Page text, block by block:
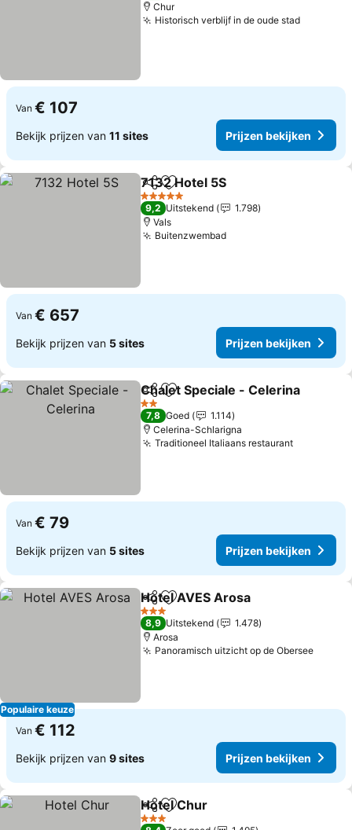
Chur
Historisch verblijf in de oude stadPrijzen
Van € 107
Bekijk prijzen van 11 sites Prijzen bekijken
DelenToevoegen aan favorieten
7132 Hotel 5S
5 Sterren
9,2 Uitstekend
1.798
Vals
BuitenzwembadPrijzen bekijken
Van € 657
Bekijk prijzen van 5 sites Prijzen bekijken
DelenToevoegen aan favorieten
Chalet Speciale - Celerina
2 Sterren
7,8 Goed
1.114
Celerina-Schlarigna
Traditioneel Italiaans restaurantPrijzen
Van € 79
Bekijk prijzen van 5 sites Prijzen bekijken
Populaire keuze
DelenToevoegen aan favorieten
Hotel AVES Arosa
3 Sterren
8,9 Uitstekend
1.478
Arosa
Panoramisch uitzicht op de Obersee
Van € 112
Bekijk prijzen van 9 sites Prijzen bekijken
DelenToevoegen aan favorieten
Hotel Chur
3 Sterren